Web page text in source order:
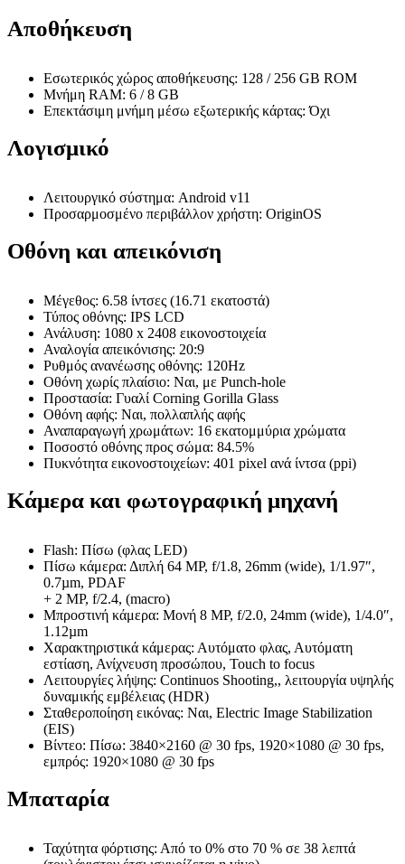
Αποθήκευση
Εσωτερικός χώρος αποθήκευσης: 128 / 256 GB ROM
Μνήμη RAM: 6 / 8 GB
Επεκτάσιμη μνήμη μέσω εξωτερικής κάρτας: Όχι
Λογισμικό
Λειτουργικό σύστημα: Android v11
Προσαρμοσμένο περιβάλλον χρήστη: OriginOS
Οθόνη και απεικόνιση
Μέγεθος: 6.58 ίντσες (16.71 εκατοστά)
Τύπος οθόνης: IPS LCD
Ανάλυση: 1080 x 2408 εικονοστοιχεία
Αναλογία απεικόνισης: 20:9
Ρυθμός ανανέωσης οθόνης: 120Hz
Οθόνη χωρίς πλαίσιο: Ναι, με Punch-hole
Προστασία: Γυαλί Corning Gorilla Glass
Οθόνη αφής: Ναι, πολλαπλής αφής
Αναπαραγωγή χρωμάτων: 16 εκατομμύρια χρώματα
Ποσοστό οθόνης προς σώμα: 84.5%
Πυκνότητα εικονοστοιχείων: 401 pixel ανά ίντσα (ppi)
Κάμερα και φωτογραφική μηχανή
Flash: Πίσω (φλας LED)
Πίσω κάμερα: Διπλή 64 MP, f/1.8, 26mm (wide), 1/1.97″,
0.7µm, PDAF
+ 2 MP, f/2.4, (macro)
Μπροστινή κάμερα: Μονή 8 MP, f/2.0, 24mm (wide), 1/4.0″,
1.12µm
Χαρακτηριστικά κάμερας: Αυτόματο φλας, Αυτόματη
εστίαση, Ανίχνευση προσώπου, Touch to focus
Λειτουργίες λήψης: Continuos Shooting,, λειτουργία υψηλής
δυναμικής εμβέλειας (HDR)
Σταθεροποίηση εικόνας: Ναι, Electric Image Stabilization
(EIS)
Βίντεο: Πίσω: 3840×2160 @ 30 fps, 1920×1080 @ 30 fps,
εμπρός: 1920×1080 @ 30 fps
Μπαταρία
Ταχύτητα φόρτισης: Από το 0% στο 70 % σε 38 λεπτά